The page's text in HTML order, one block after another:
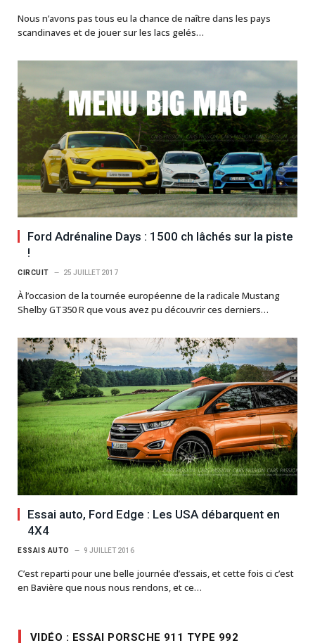
Nous n’avons pas tous eu la chance de naître dans les pays
scandinaves et de jouer sur les lacs gelés…
Ford Adrénaline Days : 1500 ch lâchés sur la piste
!
CIRCUIT 25 JUILLET 2017
À l’occasion de la tournée européenne de la radicale Mustang
Shelby GT350 R que vous avez pu découvrir ces derniers…
Essai auto, Ford Edge : Les USA débarquent en
4X4
ESSAIS AUTO 9 JUILLET 2016
C’est reparti pour une belle journée d’essais, et cette fois ci c’est
en Bavière que nous nous rendons, et ce…
VIDÉO : ESSAI PORSCHE 911 TYPE 992